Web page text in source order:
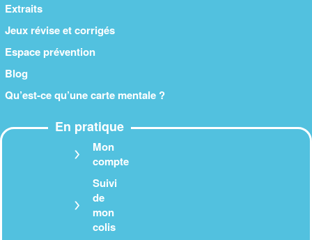
Extraits
Jeux révise et corrigés
Espace prévention
Blog
Qu’est-ce qu’une carte mentale ?
En pratique
Mon
compte
Suivi
de
mon
colis